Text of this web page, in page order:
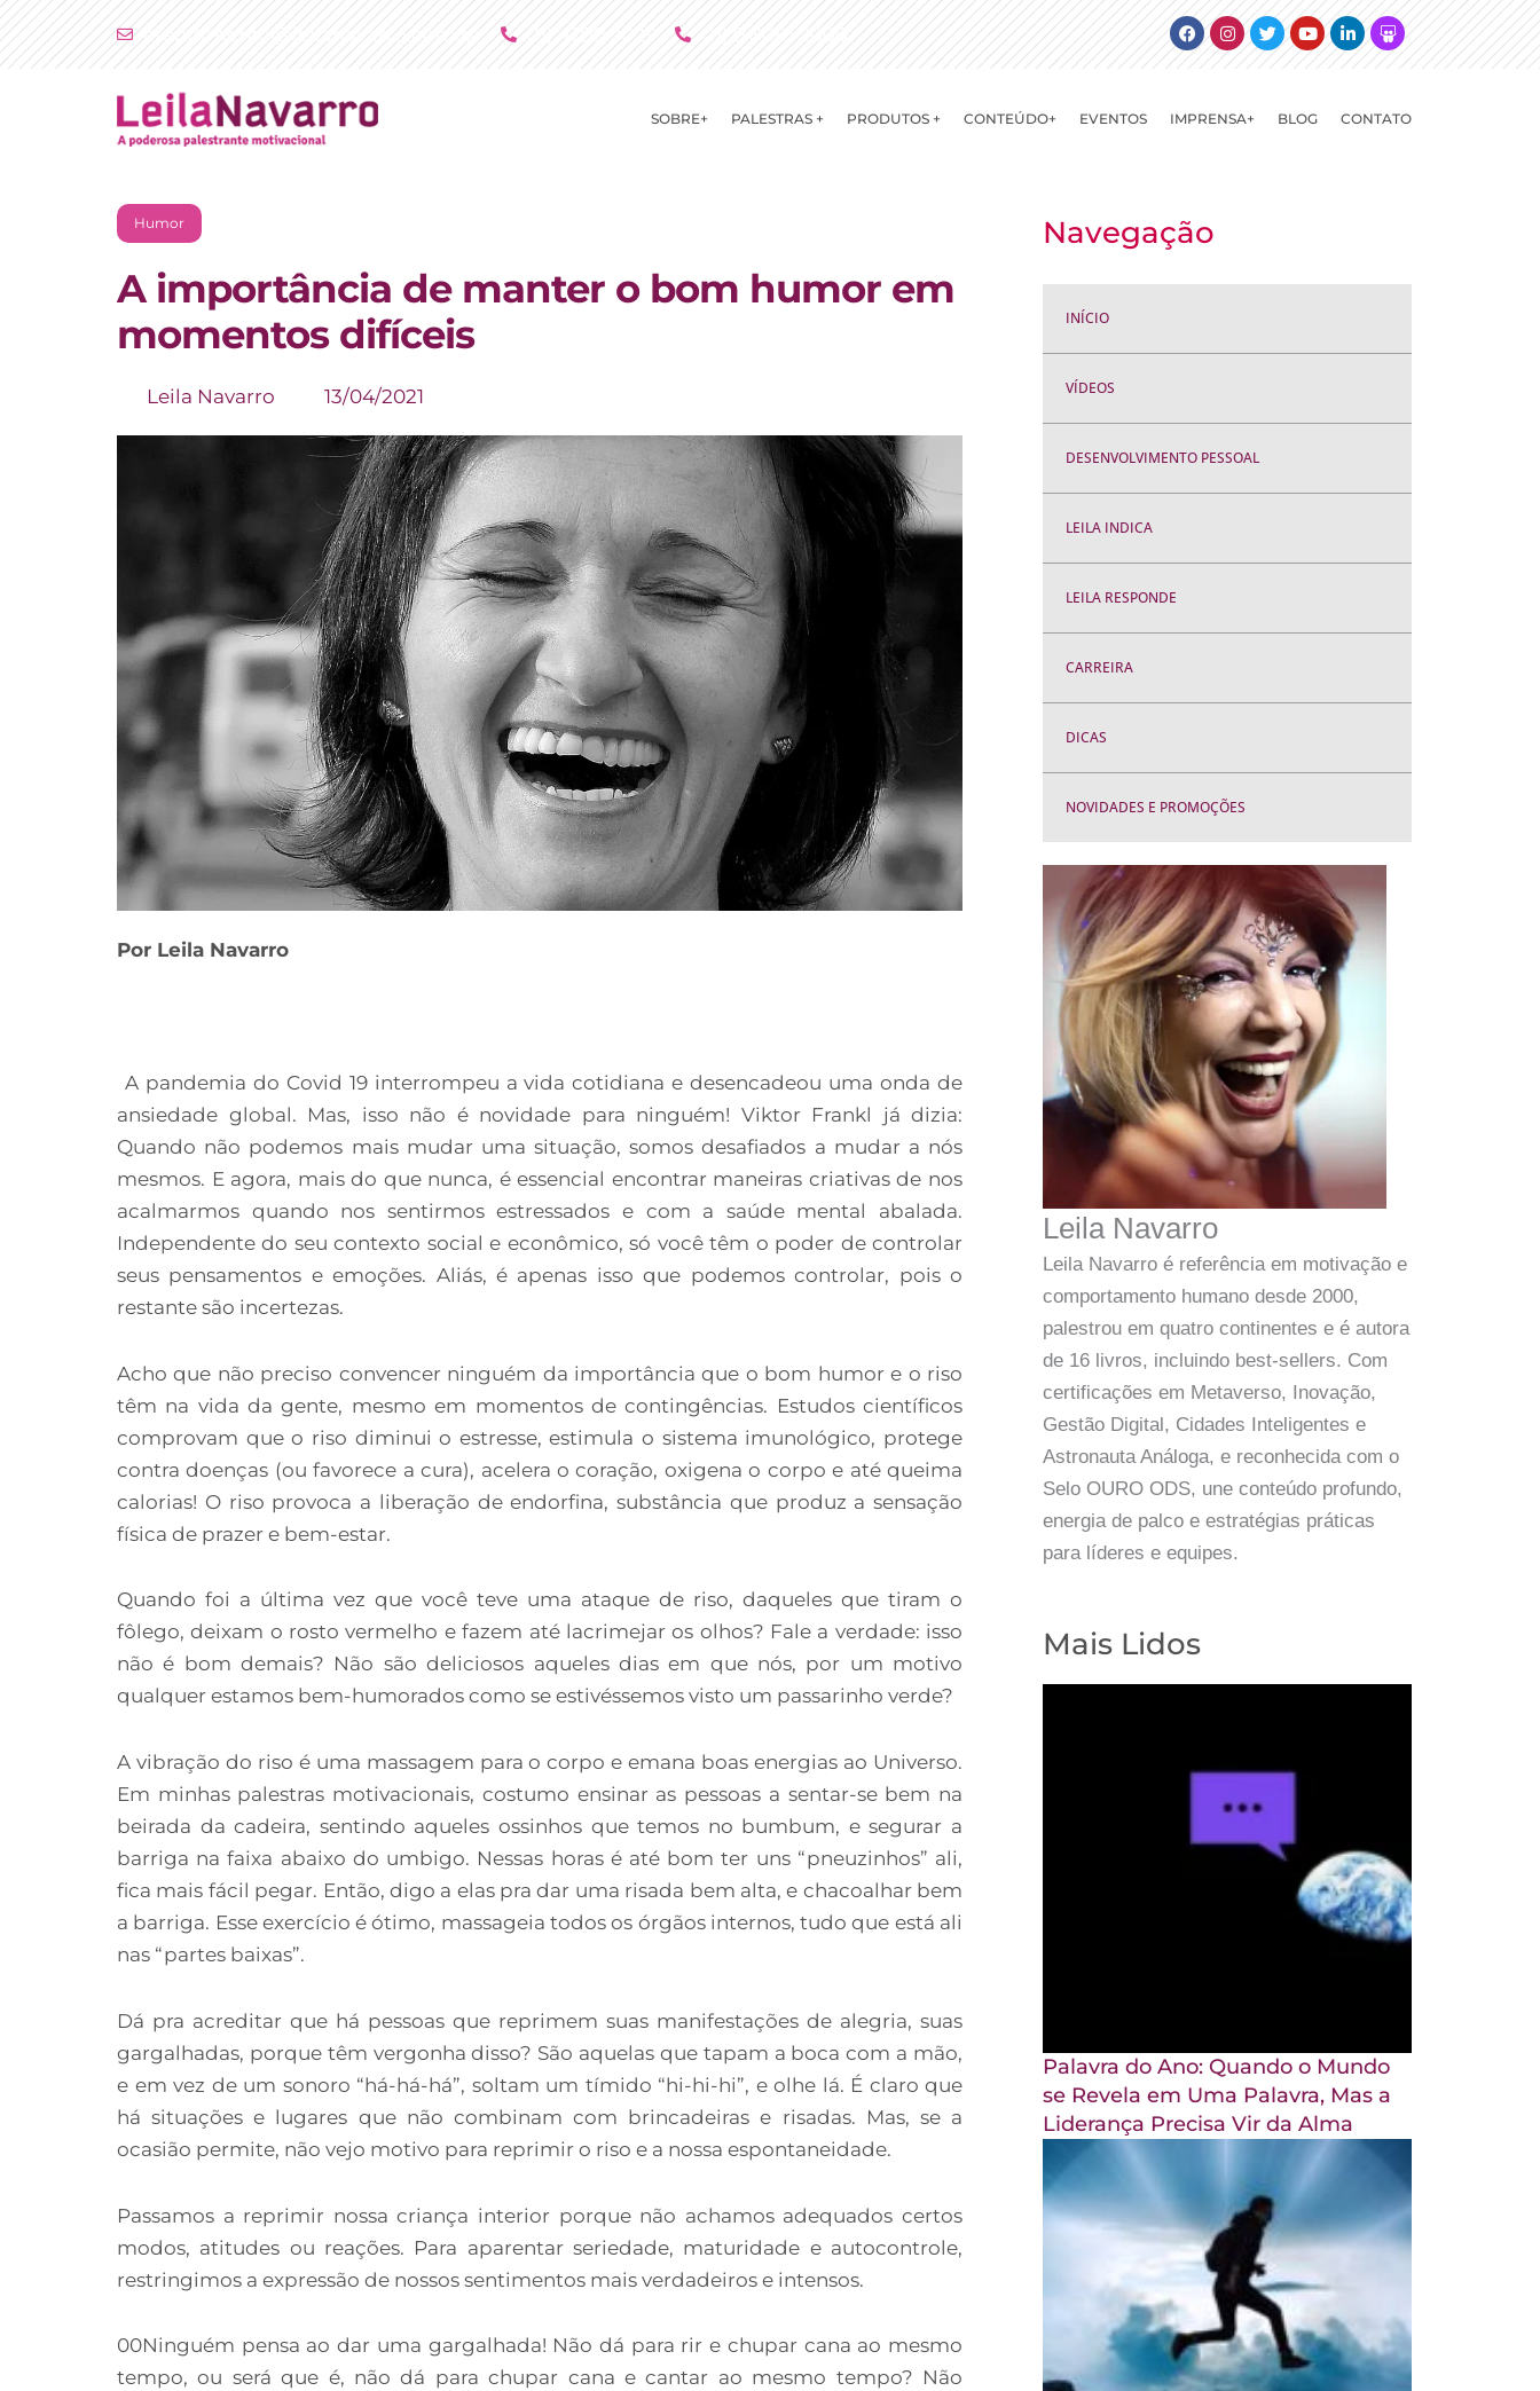
FacebookInstagram
TwitterYoutubeLinkedinSlideshare
SOBRE+ PALESTRAS + PRODUTOS + CONTEÚDO+ EVENTOS IMPRENSA+ BLOG CONTATO
Humor
A importância de manter o bom humor em
momentos difíceis
Leila Navarro 13/04/2021
Por Leila Navarro
A pandemia do Covid 19 interrompeu a vida cotidiana e desencadeou uma onda de
ansiedade global. Mas, isso não é novidade para ninguém! Viktor Frankl já dizia:
Quando não podemos mais mudar uma situação, somos desafiados a mudar a nós
mesmos. E agora, mais do que nunca, é essencial encontrar maneiras criativas de nos
acalmarmos quando nos sentirmos estressados e com a saúde mental abalada.
Independente do seu contexto social e econômico, só você têm o poder de controlar
seus pensamentos e emoções. Aliás, é apenas isso que podemos controlar, pois o
restante são incertezas.
Acho que não preciso convencer ninguém da importância que o bom humor e o riso
têm na vida da gente, mesmo em momentos de contingências. Estudos científicos
comprovam que o riso diminui o estresse, estimula o sistema imunológico, protege
contra doenças (ou favorece a cura), acelera o coração, oxigena o corpo e até queima
calorias! O riso provoca a liberação de endorfina, substância que produz a sensação
física de prazer e bem-estar.
Quando foi a última vez que você teve uma ataque de riso, daqueles que tiram o
fôlego, deixam o rosto vermelho e fazem até lacrimejar os olhos? Fale a verdade: isso
não é bom demais? Não são deliciosos aqueles dias em que nós, por um motivo
qualquer estamos bem-humorados como se estivéssemos visto um passarinho verde?
A vibração do riso é uma massagem para o corpo e emana boas energias ao Universo.
Em minhas palestras motivacionais, costumo ensinar as pessoas a sentar-se bem na
beirada da cadeira, sentindo aqueles ossinhos que temos no bumbum, e segurar a
barriga na faixa abaixo do umbigo. Nessas horas é até bom ter uns “pneuzinhos” ali,
fica mais fácil pegar. Então, digo a elas pra dar uma risada bem alta, e chacoalhar bem
a barriga. Esse exercício é ótimo, massageia todos os órgãos internos, tudo que está ali
nas “partes baixas”.
Dá pra acreditar que há pessoas que reprimem suas manifestações de alegria, suas
gargalhadas, porque têm vergonha disso? São aquelas que tapam a boca com a mão,
e em vez de um sonoro “há-há-há”, soltam um tímido “hi-hi-hi”, e olhe lá. É claro que
há situações e lugares que não combinam com brincadeiras e risadas. Mas, se a
ocasião permite, não vejo motivo para reprimir o riso e a nossa espontaneidade.
Passamos a reprimir nossa criança interior porque não achamos adequados certos
modos, atitudes ou reações. Para aparentar seriedade, maturidade e autocontrole,
restringimos a expressão de nossos sentimentos mais verdadeiros e intensos.
00Ninguém pensa ao dar uma gargalhada! Não dá para rir e chupar cana ao mesmo
tempo, ou será que é, não dá para chupar cana e cantar ao mesmo tempo? Não
Navegação
INÍCIO
VÍDEOS
DESENVOLVIMENTO PESSOAL
LEILA INDICA
LEILA RESPONDE
CARREIRA
DICAS
NOVIDADES E PROMOÇÕES
Leila Navarro
Leila Navarro é referência em motivação e
comportamento humano desde 2000,
palestrou em quatro continentes e é autora
de 16 livros, incluindo best-sellers. Com
certificações em Metaverso, Inovação,
Gestão Digital, Cidades Inteligentes e
Astronauta Análoga, e reconhecida com o
Selo OURO ODS, une conteúdo profundo,
energia de palco e estratégias práticas
para líderes e equipes.
Mais Lidos
Palavra do Ano: Quando o Mundo
se Revela em Uma Palavra, Mas a
Liderança Precisa Vir da Alma